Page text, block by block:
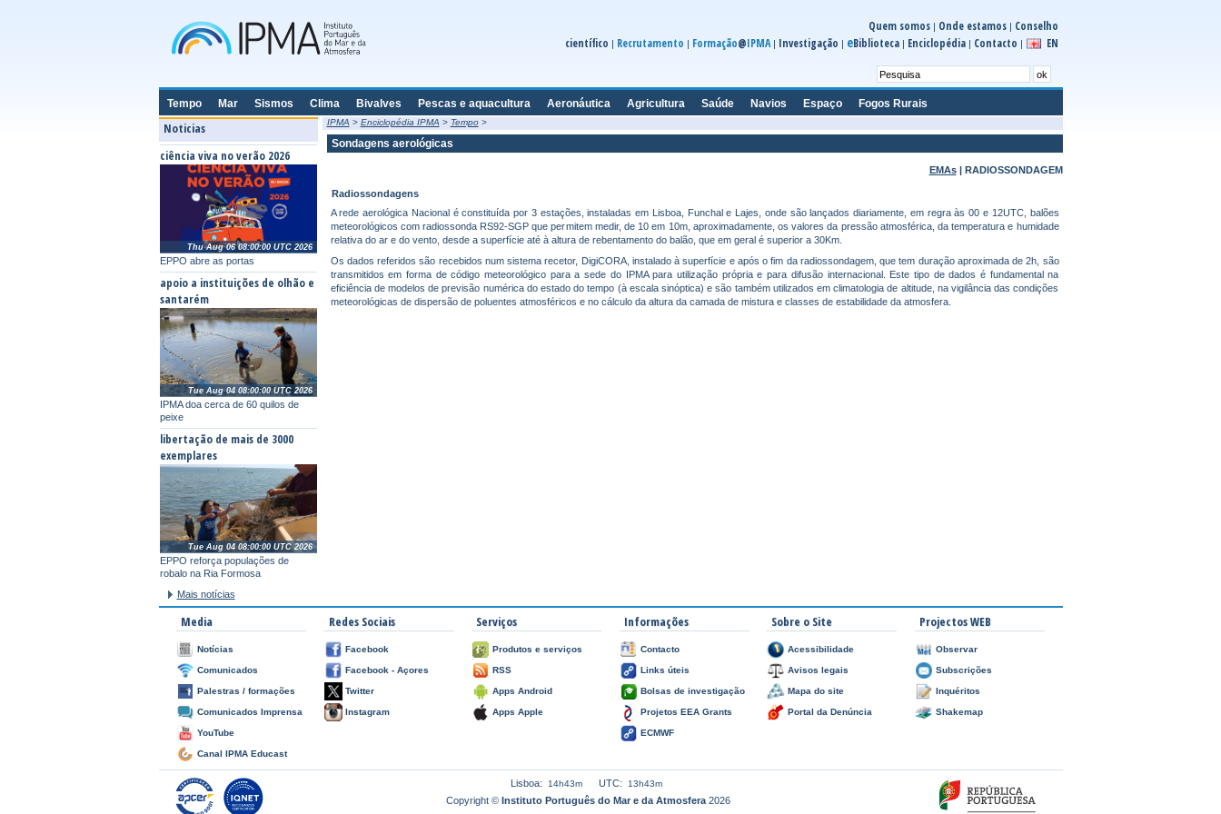
Quem somos| Onde estamos| Conselho
científico | Recrutamento | Formação@IPMA| Investigação | eBiblioteca| Enciclopédia| Contacto | EN
Tempo Mar Sismos Clima Bivalves Pescas e aquacultura Aeronáutica Agricultura Saúde Navios Espaço Fogos Rurais
Noticias
ciência viva no verão 2026
EPPO abre as portas
Thu Aug 06 08:00:00 UTC 2026
apoio a instituições de olhão e
santarém
IPMA doa cerca de 60 quilos de
peixe
Tue Aug 04 08:00:00 UTC 2026
libertação de mais de 3000
exemplares
EPPO reforça populações de
robalo na Ria Formosa
Tue Aug 04 08:00:00 UTC 2026
Mais notícias
IPMA > Enciclopédia IPMA > Tempo >
Sondagens aerológicas
EMAs| RADIOSSONDAGEM
Radiossondagens
A rede aerológica Nacional é constituída por 3 estações, instaladas em Lisboa, Funchal e Lajes, onde são lançados diariamente, em regra às 00 e 12UTC, balões
meteorológicos com radiossonda RS92-SGP que permitem medir, de 10 em 10m, aproximadamente, os valores da pressão atmosférica, da temperatura e humidade
relativa do ar e do vento, desde a superfície até à altura de rebentamento do balão, que em geral é superior a 30Km.
Os dados referidos são recebidos num sistema recetor, DigiCORA, instalado à superfície e após o fim da radiossondagem, que tem duração aproximada de 2h, são
transmitidos em forma de código meteorológico para a sede do IPMA para utilização própria e para difusão internacional. Este tipo de dados é fundamental na
eficiência de modelos de previsão numérica do estado do tempo (à escala sinóptica) e são também utilizados em climatologia de altitude, na vigilância das condições
meteorológicas de dispersão de poluentes atmosféricos e no cálculo da altura da camada de mistura e classes de estabilidade da atmosfera.
Media
Notícias
Comunicados
Palestras / formações
Comunicados Imprensa
YouTube
Canal IPMA Educast
Redes Sociais
Facebook
Facebook - Açores
Twitter
Instagram
Serviços
Produtos e serviços
RSS
Apps Android
Apps Apple
Informações
Contacto
Links úteis
Bolsas de investigação
Projetos EEA Grants
ECMWF
Sobre o Site
Acessibilidade
Avisos legais
Mapa do site
Portal da Denúncia
Projectos WEB
Observar
Subscrições
Inquéritos
Shakemap
Lisboa: 14h43m UTC: 13h43m
Copyright © Instituto Português do Mar e da Atmosfera 2026